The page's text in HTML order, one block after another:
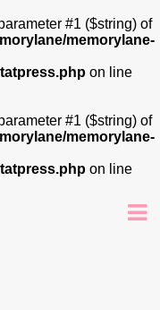
#1 ($string) of
memorylane-
on line
#1 ($string) of
memorylane-
on line